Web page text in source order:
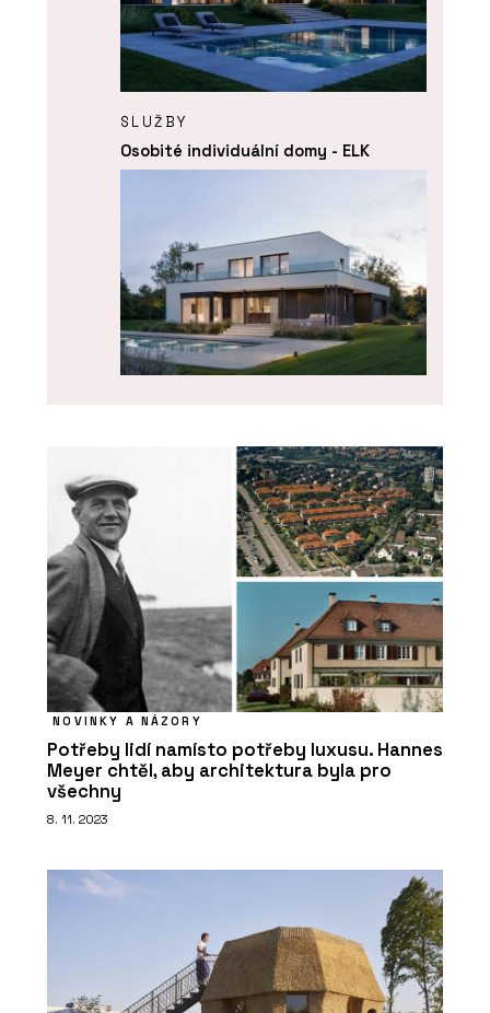
SLUŽBY
Osobité individuální domy - ELK
dřevostaveb míří do Česka.
Ambasadorkou ELK se stala Ester
Ledecká
PRODUKTY
Dům do svahu Hillside - ELK
NOVINKY A NÁZORY
Potřeby lidí namísto potřeby luxusu. Hannes
Meyer chtěl, aby architektura byla pro
všechny
8. 11. 2023